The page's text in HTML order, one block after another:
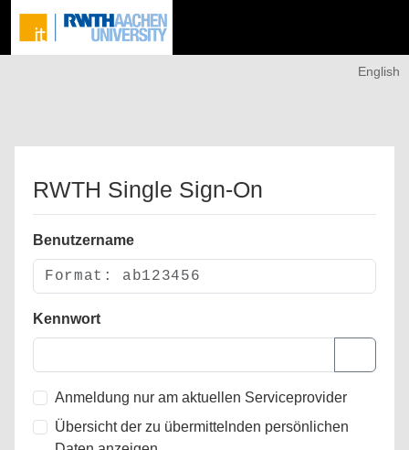
English
RWTH Single Sign-On
Benutzername
Kennwort
Anmeldung nur am aktuellen Serviceprovider
Übersicht der zu übermittelnden persönlichen